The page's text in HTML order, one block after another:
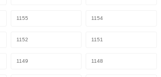
1155 1154
1152 1151
1149 1148